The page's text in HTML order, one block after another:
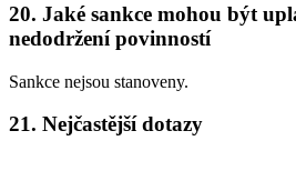
20. Jaké sankce mohou být
nedodržení povinností
Sankce nejsou stanoveny.
21. Nejčastější dotazy